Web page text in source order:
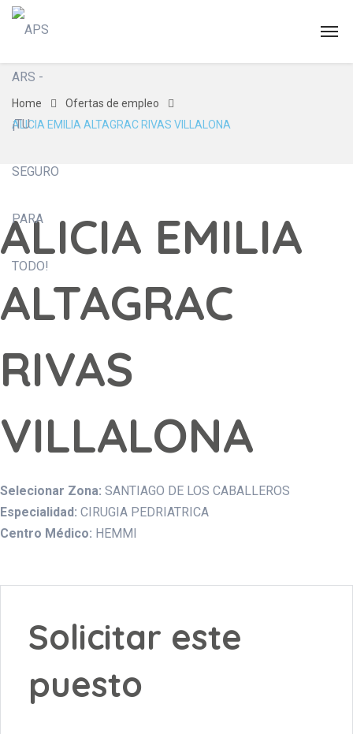
Home
Ofertas de empleo
ALICIA EMILIA ALTAGRAC RIVAS VILLALONA
ALICIA EMILIA
ALTAGRAC
RIVAS
VILLALONA
Selecionar Zona: SANTIAGO DE LOS CABALLEROS
Especialidad: CIRUGIA PEDRIATRICA
Centro Médico: HEMMI
Solicitar este
puesto